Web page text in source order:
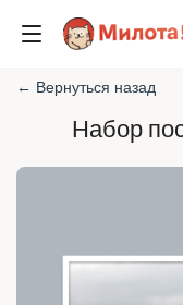
← Вернуться назад
Набор